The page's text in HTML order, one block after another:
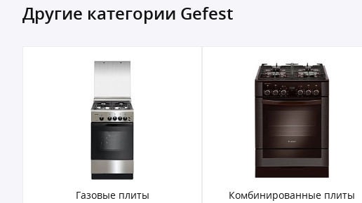
Другие категории Gefest
Газовые плиты Комбинированные плиты